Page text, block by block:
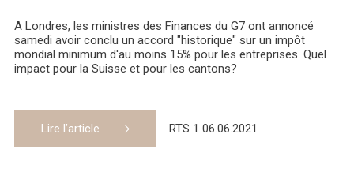
A Londres, les ministres des Finances du G7 ont annoncé
samedi avoir conclu un accord "historique" sur un impôt
mondial minimum d'au moins 15% pour les entreprises. Quel
impact pour la Suisse et pour les cantons?
Lire l’article RTS 1 06.06.2021